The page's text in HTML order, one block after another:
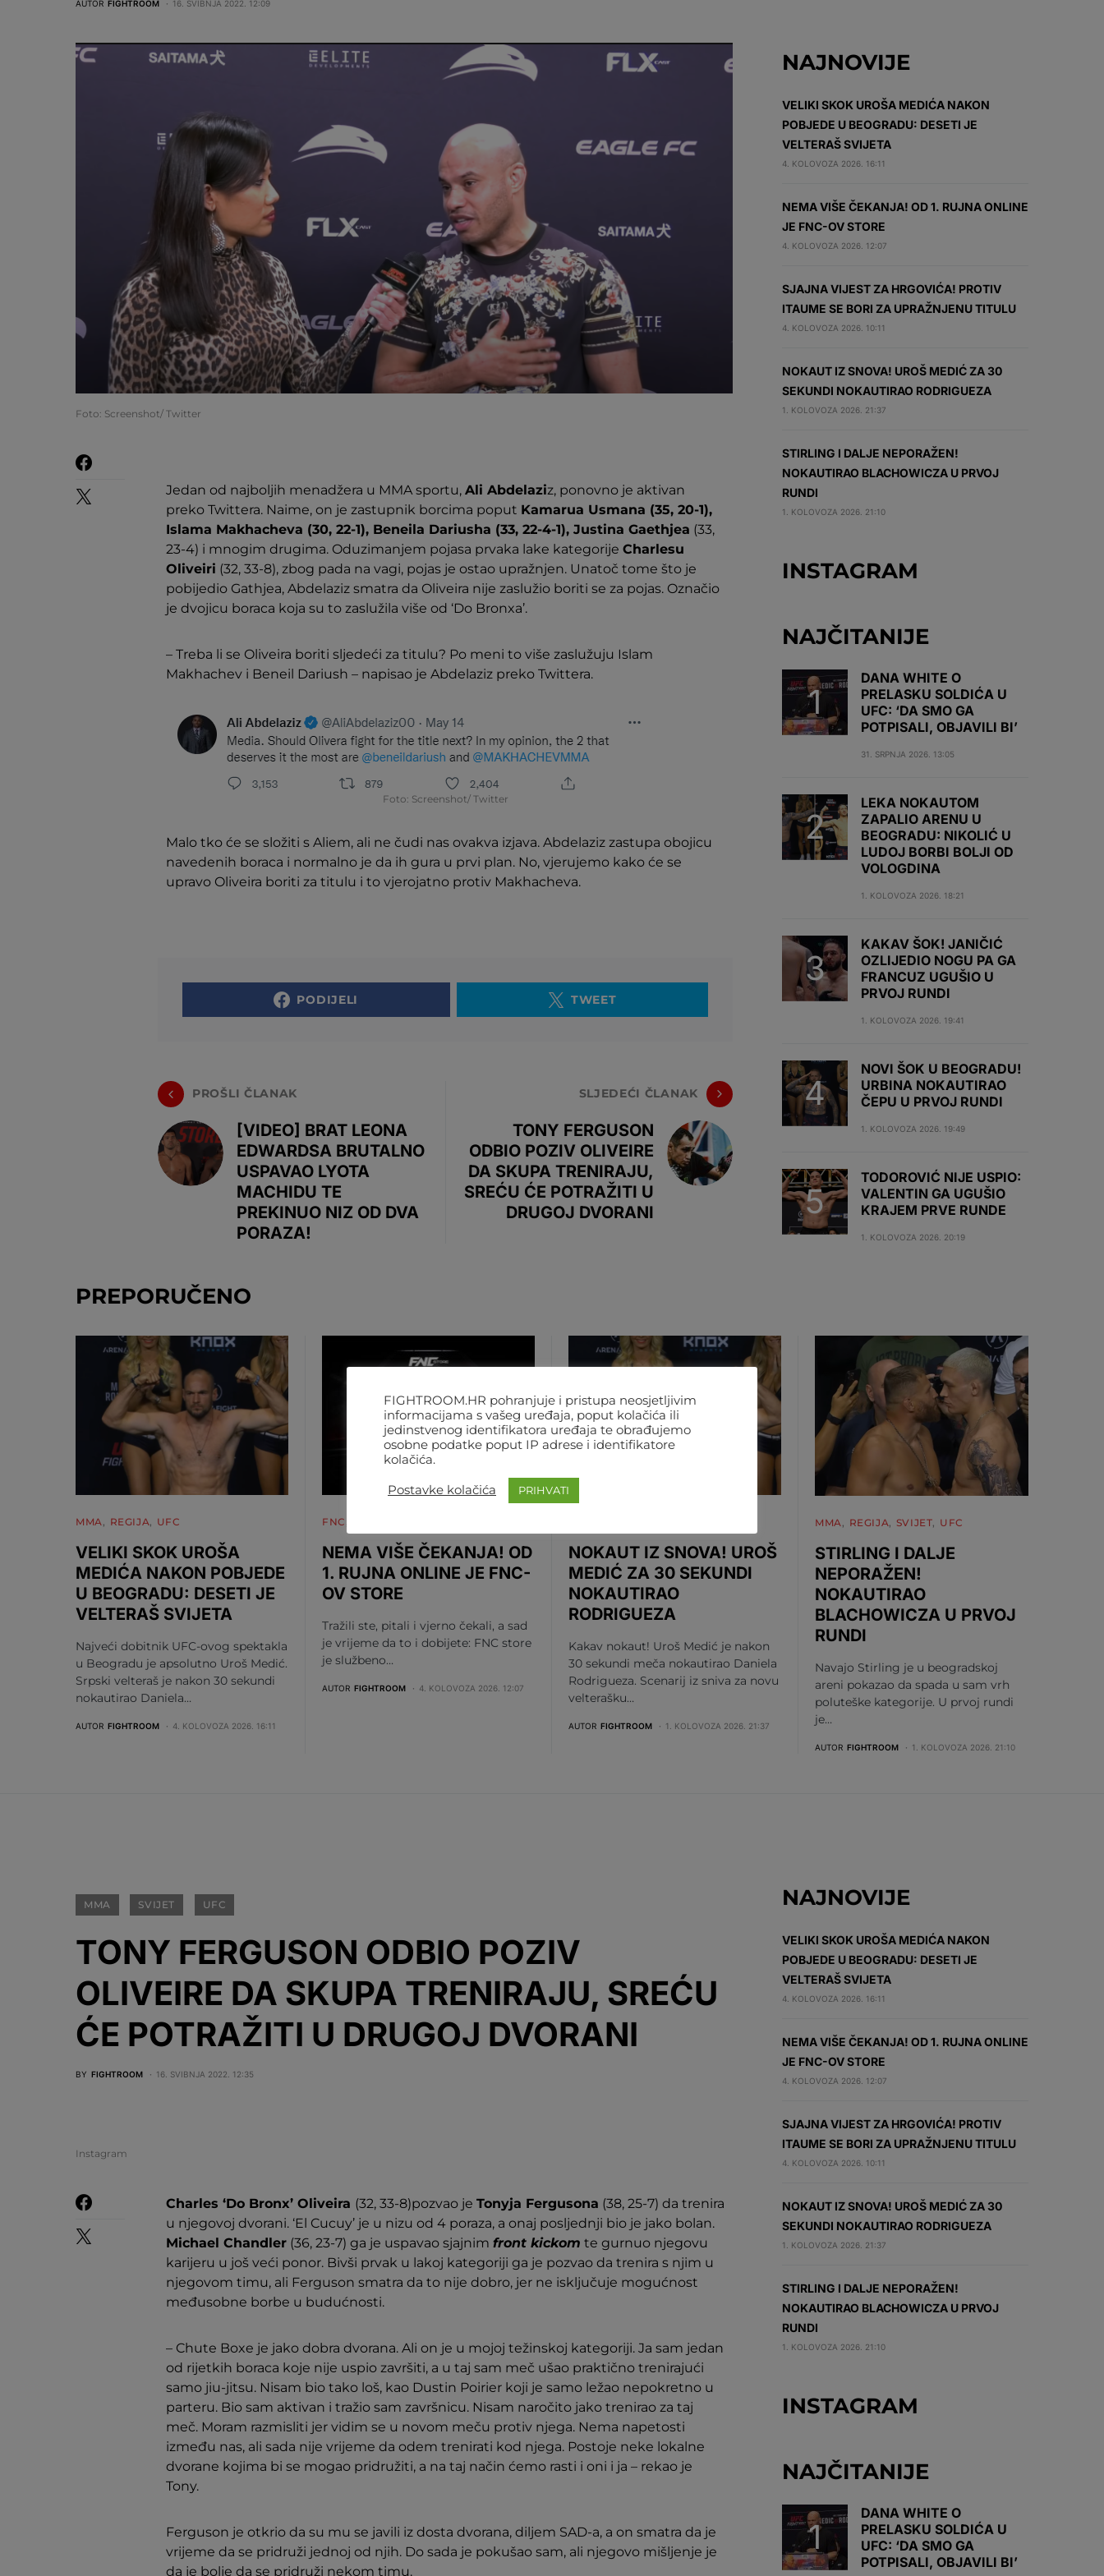
AUTOR FIGHTROOM 16. SVIBNJA 2022. 12:09
Foto: Screenshot/ Twitter
Jedan od najboljih menadžera u MMA sportu, Ali Abdelaziz, ponovno je aktivan
preko Twittera. Naime, on je zastupnik borcima poput Kamarua Usmana (35, 20-1),
Islama Makhacheva (30, 22-1), Beneila Dariusha (33, 22-4-1), Justina Gaethjea (33,
23-4) i mnogim drugima. Oduzimanjem pojasa prvaka lake kategorije Charlesu
Oliveiri (32, 33-8), zbog pada na vagi, pojas je ostao upražnjen. Unatoč tome što je
pobijedio Gathjea, Abdelaziz smatra da Oliveira nije zaslužio boriti se za pojas. Označio
je dvojicu boraca koja su to zaslužila više od ‘Do Bronxa’.
– Treba li se Oliveira boriti sljedeći za titulu? Po meni to više zaslužuju Islam
Makhachev i Beneil Dariush – napisao je Abdelaziz preko Twittera.
Foto: Screenshot/ Twitter
Malo tko će se složiti s Aliem, ali ne čudi nas ovakva izjava. Abdelaziz zastupa obojicu
navedenih boraca i normalno je da ih gura u prvi plan. No, vjerujemo kako će se
upravo Oliveira boriti za titulu i to vjerojatno protiv Makhacheva.
PODIJELI TWEET
PROŠLI ČLANAK
[VIDEO] BRAT LEONA
EDWARDSA BRUTALNO
USPAVAO LYOTA
MACHIDU TE
PREKINUO NIZ OD DVA
PORAZA!
SLJEDEĆI ČLANAK
TONY FERGUSON
ODBIO POZIV OLIVEIRE
DA SKUPA TRENIRAJU,
SREĆU ĆE POTRAŽITI U
DRUGOJ DVORANI
NAJNOVIJE
VELIKI SKOK UROŠA MEDIĆA NAKON
POBJEDE U BEOGRADU: DESETI JE
VELTERAŠ SVIJETA
4. KOLOVOZA 2026. 16:11
NEMA VIŠE ČEKANJA! OD 1. RUJNA ONLINE
JE FNC-OV STORE
4. KOLOVOZA 2026. 12:07
SJAJNA VIJEST ZA HRGOVIĆA! PROTIV
ITAUME SE BORI ZA UPRAŽNJENU TITULU
4. KOLOVOZA 2026. 10:11
NOKAUT IZ SNOVA! UROŠ MEDIĆ ZA 30
SEKUNDI NOKAUTIRAO RODRIGUEZA
1. KOLOVOZA 2026. 21:37
STIRLING I DALJE NEPORAŽEN!
NOKAUTIRAO BLACHOWICZA U PRVOJ
RUNDI
1. KOLOVOZA 2026. 21:10
INSTAGRAM
NAJČITANIJE
DANA WHITE O
PRELASKU SOLDIĆA U
UFC: ‘DA SMO GA
POTPISALI, OBJAVILI BI’
31. SRPNJA 2026. 13:05
LEKA NOKAUTOM
ZAPALIO ARENU U
BEOGRADU: NIKOLIĆ U
LUDOJ BORBI BOLJI OD
VOLOGDINA
1. KOLOVOZA 2026. 18:21
KAKAV ŠOK! JANIČIĆ
OZLIJEDIO NOGU PA GA
FRANCUZ UGUŠIO U
PRVOJ RUNDI
1. KOLOVOZA 2026. 19:41
NOVI ŠOK U BEOGRADU!
URBINA NOKAUTIRAO
ČEPU U PRVOJ RUNDI
1. KOLOVOZA 2026. 19:49
TODOROVIĆ NIJE USPIO:
VALENTIN GA UGUŠIO
KRAJEM PRVE RUNDE
1. KOLOVOZA 2026. 20:19
PREPORUČENO
MMA REGIJA UFC
VELIKI SKOK UROŠA
MEDIĆA NAKON POBJEDE
U BEOGRADU: DESETI JE
VELTERAŠ SVIJETA
Najveći dobitnik UFC-ovog spektakla
u Beogradu je apsolutno Uroš Medić.
Srpski velteraš je nakon 30 sekundi
nokautirao Daniela…
AUTOR FIGHTROOM 4. KOLOVOZA 2026. 16:11
FNC
NEMA VIŠE ČEKANJA! OD
1. RUJNA ONLINE JE FNC-
OV STORE
Tražili ste, pitali i vjerno čekali, a sad
je vrijeme da to i dobijete: FNC store
je službeno…
AUTOR FIGHTROOM 4. KOLOVOZA 2026. 12:07
NOKAUT IZ SNOVA! UROŠ
MEDIĆ ZA 30 SEKUNDI
NOKAUTIRAO
RODRIGUEZA
Kakav nokaut! Uroš Medić je nakon
30 sekundi meča nokautirao Daniela
Rodrigueza. Scenarij iz sniva za novu
velterašku…
AUTOR FIGHTROOM 1. KOLOVOZA 2026. 21:37
MMA REGIJA SVIJET UFC
STIRLING I DALJE
NEPORAŽEN!
NOKAUTIRAO
BLACHOWICZA U PRVOJ
RUNDI
Navajo Stirling je u beogradskoj
areni pokazao da spada u sam vrh
poluteške kategorije. U prvoj rundi
je…
AUTOR FIGHTROOM 1. KOLOVOZA 2026. 21:10
MMA SVIJET UFC
TONY FERGUSON ODBIO POZIV
OLIVEIRE DA SKUPA TRENIRAJU, SREĆU
ĆE POTRAŽITI U DRUGOJ DVORANI
BY FIGHTROOM 16. SVIBNJA 2022. 12:35
Instagram
Charles ‘Do Bronx’ Oliveira (32, 33-8)pozvao je Tonyja Fergusona (38, 25-7) da trenira
u njegovoj dvorani. ‘El Cucuy’ je u nizu od 4 poraza, a onaj posljednji bio je jako bolan.
Michael Chandler (36, 23-7) ga je uspavao sjajnim front kickom te gurnuo njegovu
karijeru u još veći ponor. Bivši prvak u lakoj kategoriji ga je pozvao da trenira s njim u
njegovom timu, ali Ferguson smatra da to nije dobro, jer ne isključuje mogućnost
međusobne borbe u budućnosti.
– Chute Boxe je jako dobra dvorana. Ali on je u mojoj težinskoj kategoriji. Ja sam jedan
od rijetkih boraca koje nije uspio završiti, a u taj sam meč ušao praktično trenirajući
samo jiu-jitsu. Nisam bio tako loš, kao Dustin Poirier koji je samo ležao nepokretno u
parteru. Bio sam aktivan i tražio sam završnicu. Nisam naročito jako trenirao za taj
meč. Moram razmisliti jer vidim se u novom meču protiv njega. Nema napetosti
između nas, ali sada nije vrijeme da odem trenirati kod njega. Postoje neke lokalne
dvorane kojima bi se mogao pridružiti, a na taj način ćemo rasti i oni i ja – rekao je
Tony.
Ferguson je otkrio da su mu se javili iz dosta dvorana, diljem SAD-a, a on smatra da je
vrijeme da se pridruži jednoj od njih. Do sada je pokušao sam, ali njegovo mišljenje je
da je bolje da se pridruži nekom timu.
NAJNOVIJE
VELIKI SKOK UROŠA MEDIĆA NAKON
POBJEDE U BEOGRADU: DESETI JE
VELTERAŠ SVIJETA
4. KOLOVOZA 2026. 16:11
NEMA VIŠE ČEKANJA! OD 1. RUJNA ONLINE
JE FNC-OV STORE
4. KOLOVOZA 2026. 12:07
SJAJNA VIJEST ZA HRGOVIĆA! PROTIV
ITAUME SE BORI ZA UPRAŽNJENU TITULU
4. KOLOVOZA 2026. 10:11
NOKAUT IZ SNOVA! UROŠ MEDIĆ ZA 30
SEKUNDI NOKAUTIRAO RODRIGUEZA
1. KOLOVOZA 2026. 21:37
STIRLING I DALJE NEPORAŽEN!
NOKAUTIRAO BLACHOWICZA U PRVOJ
RUNDI
1. KOLOVOZA 2026. 21:10
INSTAGRAM
NAJČITANIJE
DANA WHITE O
PRELASKU SOLDIĆA U
UFC: ‘DA SMO GA
POTPISALI, OBJAVILI BI’
FIGHTROOM.HR pohranjuje i pristupa neosjetljivim
informacijama s vašeg uređaja, poput kolačića ili
jedinstvenog identifikatora uređaja te obrađujemo
osobne podatke poput IP adrese i identifikatore
kolačića.
Postavke kolačića PRIHVATI